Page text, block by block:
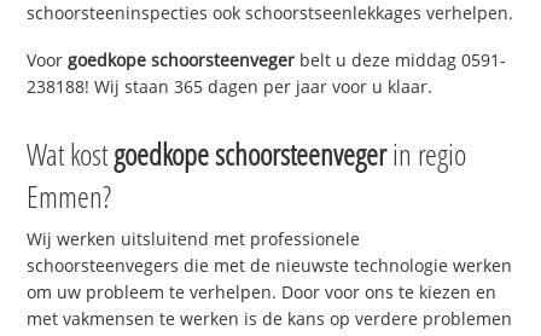
schoorsteeninspecties ook schoorstseenlekkages verhelpen.
Voorgoedkope schoorsteenveger belt u deze middag 0591-
238188! Wij staan 365 dagen per jaar voor u klaar.
Wat kostgoedkope schoorsteenvegerin regio
Emmen?
Wij werken uitsluitend met professionele
schoorsteenvegers die met de nieuwste technologie werken
om uw probleem te verhelpen. Door voor ons te kiezen en
met vakmensen te werken is de kans op verdere problemen